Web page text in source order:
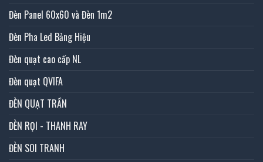
Đèn Panel 60x60 và Đèn 1m2
Đèn Pha Led Bảng Hiệu
Đèn quạt cao cấp NL
Đèn quạt QVIFA
ĐÈN QUẠT TRẦN
ĐÈN RỌI - THANH RAY
ĐÈN SOI TRANH